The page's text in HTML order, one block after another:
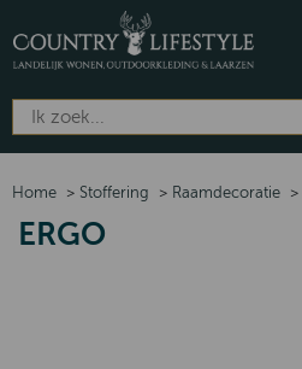
Home > Stoffering > Raamdecoratie >
ERGO